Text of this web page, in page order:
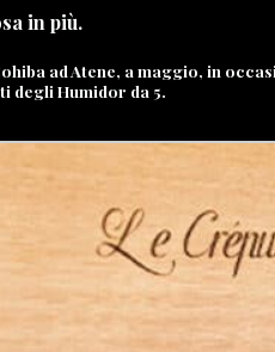
in più.
ad Atene, a maggio, in
degli Humidor da 5.